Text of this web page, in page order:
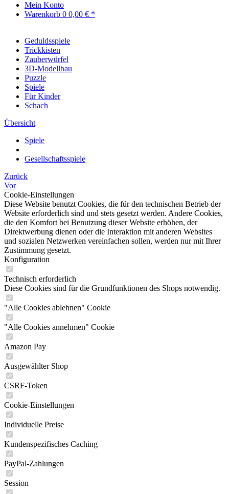
Mein Konto
Warenkorb 0 0,00 € *
Geduldsspiele
Trickkisten
Zauberwürfel
3D-Modellbau
Puzzle
Spiele
Für Kinder
Schach
Übersicht
Spiele
Gesellschaftsspiele
Zurück
Vor
Cookie-Einstellungen
Diese Website benutzt Cookies, die für den technischen Betrieb der
Website erforderlich sind und stets gesetzt werden. Andere Cookies,
die den Komfort bei Benutzung dieser Website erhöhen, der
Direktwerbung dienen oder die Interaktion mit anderen Websites
und sozialen Netzwerken vereinfachen sollen, werden nur mit Ihrer
Zustimmung gesetzt.
Konfiguration
Technisch erforderlich
Diese Cookies sind für die Grundfunktionen des Shops notwendig.
"Alle Cookies ablehnen" Cookie
"Alle Cookies annehmen" Cookie
Amazon Pay
Ausgewählter Shop
CSRF-Token
Cookie-Einstellungen
Individuelle Preise
Kundenspezifisches Caching
PayPal-Zahlungen
Session